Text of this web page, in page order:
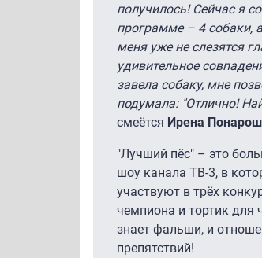
получилось! Сейчас я
программе – 4 собаки,
меня уже не слезятся
удивительное
завела собаку, мне
подумала: "Отлично!
смеётся Ирена
"Лучший пёс" – это
шоу канала ТВ-3, в
участвуют в трёх
чемпиона и тортик для
знает фальши, и
препятствий!